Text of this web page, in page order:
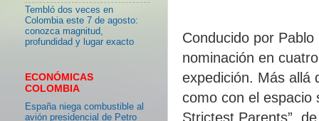
Conducido por
nominación en
expedición. Más allá
como con el espacio
Strictest Parents”,
Tembló dos veces en
Colombia este 7 de agosto:
conozca magnitud,
profundidad y lugar exacto
ECONÓMICAS
COLOMBIA
España niega combustible al
avión presidencial de Petro